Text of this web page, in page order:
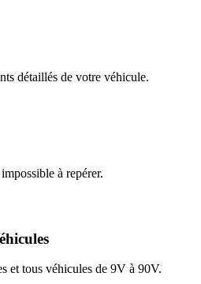
détaillés de votre véhicule.
à repérer.
et tous véhicules de 9V à 90V.